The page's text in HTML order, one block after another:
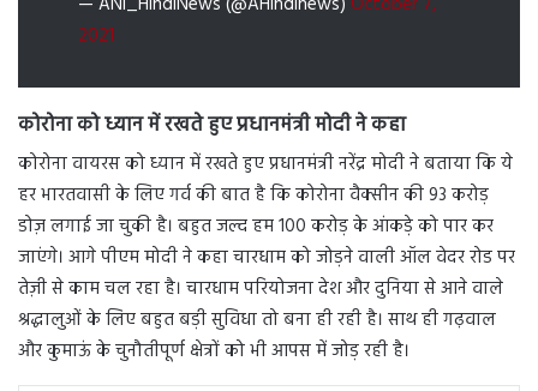
2021
कोरोना को ध्यान में रखते हुए प्रधानमंत्री मोदी ने कहा
कोरोना वायरस को ध्यान में रखते हुए प्रधानमंत्री नरेंद्र मोदी ने बताया कि ये
हर भारतवासी के लिए गर्व की बात है कि कोरोना वैक्सीन की 93 करोड़
डोज़ लगाई जा चुकी है। बहुत जल्द हम 100 करोड़ के आंकड़े को पार कर
जाएंगे। आगे पीएम मोदी ने कहा चारधाम को जोड़ने वाली ऑल वेदर रोड पर
तेज़ी से काम चल रहा है। चारधाम परियोजना देश और दुनिया से आने वाले
श्रद्धालुओं के लिए बहुत बड़ी सुविधा तो बना ही रही है। साथ ही गढ़वाल
और कुमाऊं के चुनौतीपूर्ण क्षेत्रों को भी आपस में जोड़ रही है।